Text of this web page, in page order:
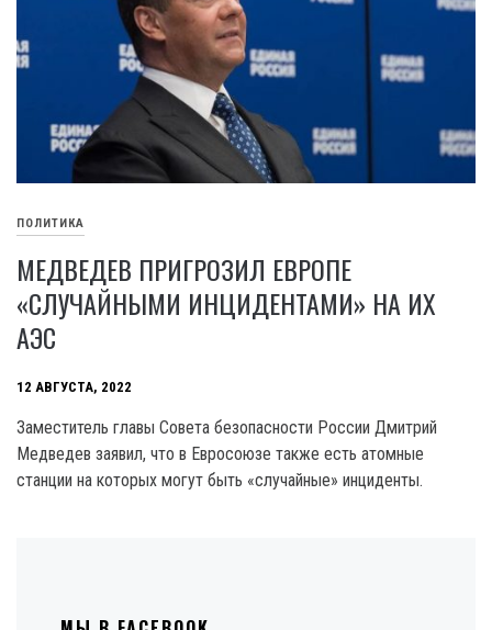
ПОЛИТИКА
МЕДВЕДЕВ ПРИГРОЗИЛ ЕВРОПЕ
«СЛУЧАЙНЫМИ ИНЦИДЕНТАМИ» НА ИХ
АЭС
12 АВГУСТА, 2022
Заместитель главы Совета безопасности России Дмитрий
Медведев заявил, что в Евросоюзе также есть атомные
станции на которых могут быть «случайные» инциденты.